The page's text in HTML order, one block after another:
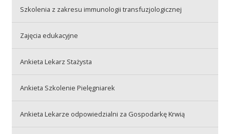
Szpitale
Szkolenia z zakresu immunologii transfuzjologicznej
Zajęcia edukacyjne
Ankieta Lekarz Stażysta
Ankieta Szkolenie Pielęgniarek
Ankieta Lekarze odpowiedzialni za Gospodarkę Krwią